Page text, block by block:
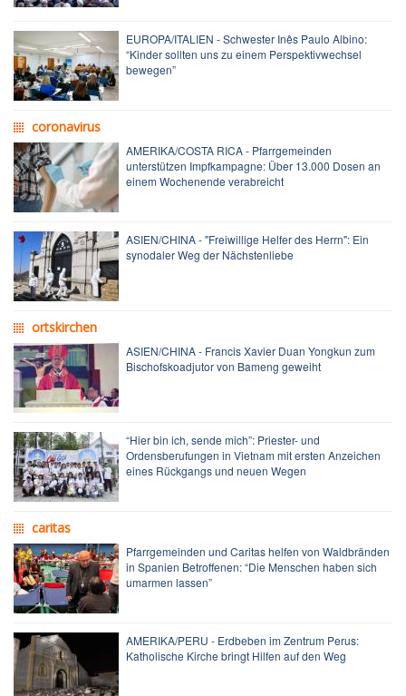
EUROPA/ITALIEN - Schwester Inês Paulo Albino:
“Kinder sollten uns zu einem Perspektivwechsel
bewegen”
coronavirus
AMERIKA/COSTA RICA - Pfarrgemeinden
unterstützen Impfkampagne: Über 13.000 Dosen an
einem Wochenende verabreicht
ASIEN/CHINA - "Freiwillige Helfer des Herrn": Ein
synodaler Weg der Nächstenliebe
ortskirchen
ASIEN/CHINA - Francis Xavier Duan Yongkun zum
Bischofskoadjutor von Bameng geweiht
“Hier bin ich, sende mich”: Priester- und
Ordensberufungen in Vietnam mit ersten Anzeichen
eines Rückgangs und neuen Wegen
caritas
Pfarrgemeinden und Caritas helfen von Waldbränden
in Spanien Betroffenen: “Die Menschen haben sich
umarmen lassen”
AMERIKA/PERU - Erdbeben im Zentrum Perus:
Katholische Kirche bringt Hilfen auf den Weg